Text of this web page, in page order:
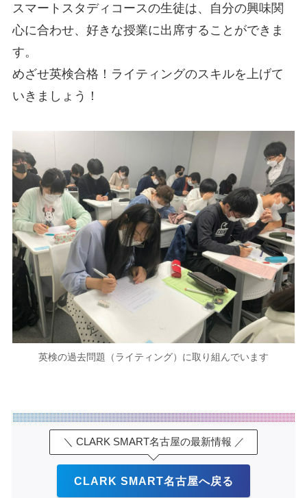
スマートスタディコースの生徒は、自分の興味関
心に合わせ、好きな授業に出席することができま
す。
めざせ英検合格！ライティングのスキルを上げて
いきましょう！
英検の過去問題（ライティング）に取り組んでいます
＼ CLARK SMART名古屋の最新情報 ／
CLARK SMART名古屋へ戻る